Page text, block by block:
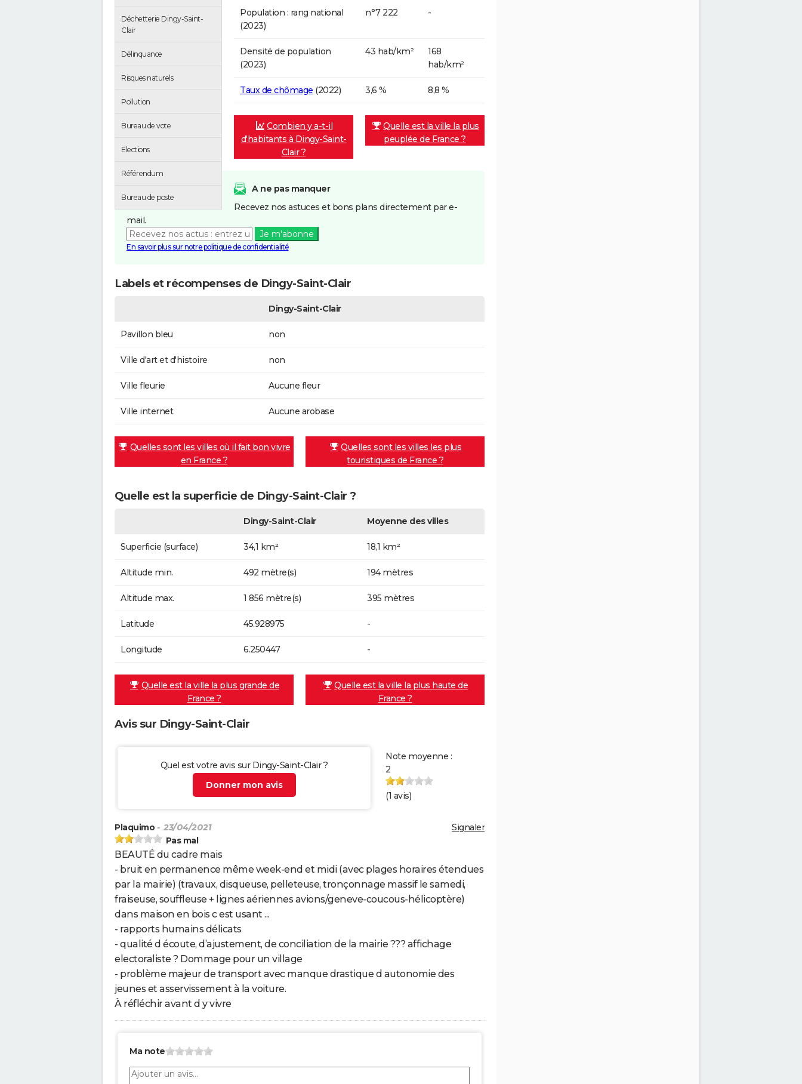
Déchetterie Dingy-Saint-
Clair
Délinquance
Risques naturels
Pollution
Bureau de vote
Elections
Référendum
Bureau de poste
Population : rang national
(2023)
n°7 222 -
Densité de population
(2023)
43 hab/km²
168
hab/km²
Taux de chômage (2022) 3,6 % 8,8 %
Combien y a-t-il
d'habitants à Dingy-Saint-
Clair ?
Quelle est la ville la plus
peuplée de France ?
A ne pas manquer
Recevez nos astuces et bons plans directement par e-
mail.
Je m'abonne
En savoir plus sur notre politique de confidentialité
Labels et récompenses de Dingy-Saint-Clair
Dingy-Saint-Clair
Pavillon bleu non
Ville d'art et d'histoire non
Ville fleurie Aucune fleur
Ville internet Aucune arobase
Quelles sont les villes où il fait bon vivre
en France ?
Quelles sont les villes les plus
touristiques de France ?
Quelle est la superficie de Dingy-Saint-Clair ?
Dingy-Saint-Clair Moyenne des villes
Superficie (surface) 34,1 km² 18,1 km²
Altitude min. 492 mètre(s) 194 mètres
Altitude max. 1 856 mètre(s) 395 mètres
Latitude 45.928975 -
Longitude 6.250447 -
Quelle est la ville la plus grande de
France ?
Quelle est la ville la plus haute de
France ?
Avis sur Dingy-Saint-Clair
Quel est votre avis sur Dingy-Saint-Clair ?
Donner mon avis
Note moyenne :
2
(1 avis)
Signaler
Plaquimo - 23/04/2021
Pas mal
BEAUTÉ du cadre mais
- bruit en permanence même week-end et midi (avec plages horaires étendues
par la mairie) (travaux, disqueuse, pelleteuse, tronçonnage massif le samedi,
fraiseuse, souffleuse + lignes aériennes avions/geneve-coucous-hélicoptère)
dans maison en bois c est usant ...
- rapports humains délicats
- qualité d écoute, d’ajustement, de conciliation de la mairie ??? affichage
electoraliste ? Dommage pour un village
- problème majeur de transport avec manque drastique d autonomie des
jeunes et asservissement à la voiture.
À réfléchir avant d y vivre
Ma note